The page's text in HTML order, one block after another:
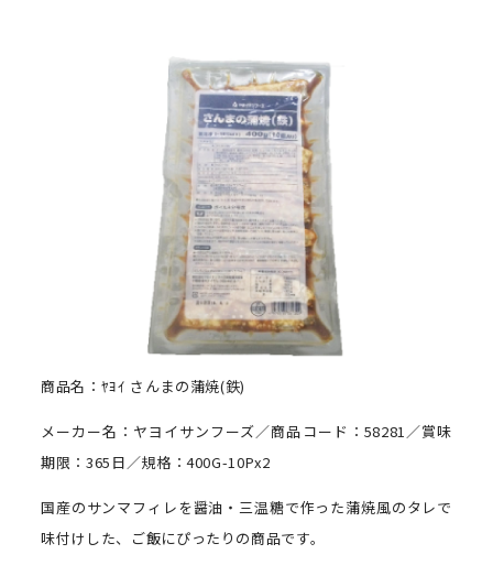
商品名：ﾔﾖｲ さんまの蒲焼(鉄)
メーカー名：ヤヨイサンフーズ／商品コード：58281／賞味
期限：365日／規格：400G-10Px2
国産のサンマフィレを醤油・三温糖で作った蒲焼風のタレで
味付けした、ご飯にぴったりの商品です。